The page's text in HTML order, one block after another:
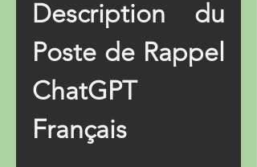
Description du
Poste de Rappel
ChatGPT
Français